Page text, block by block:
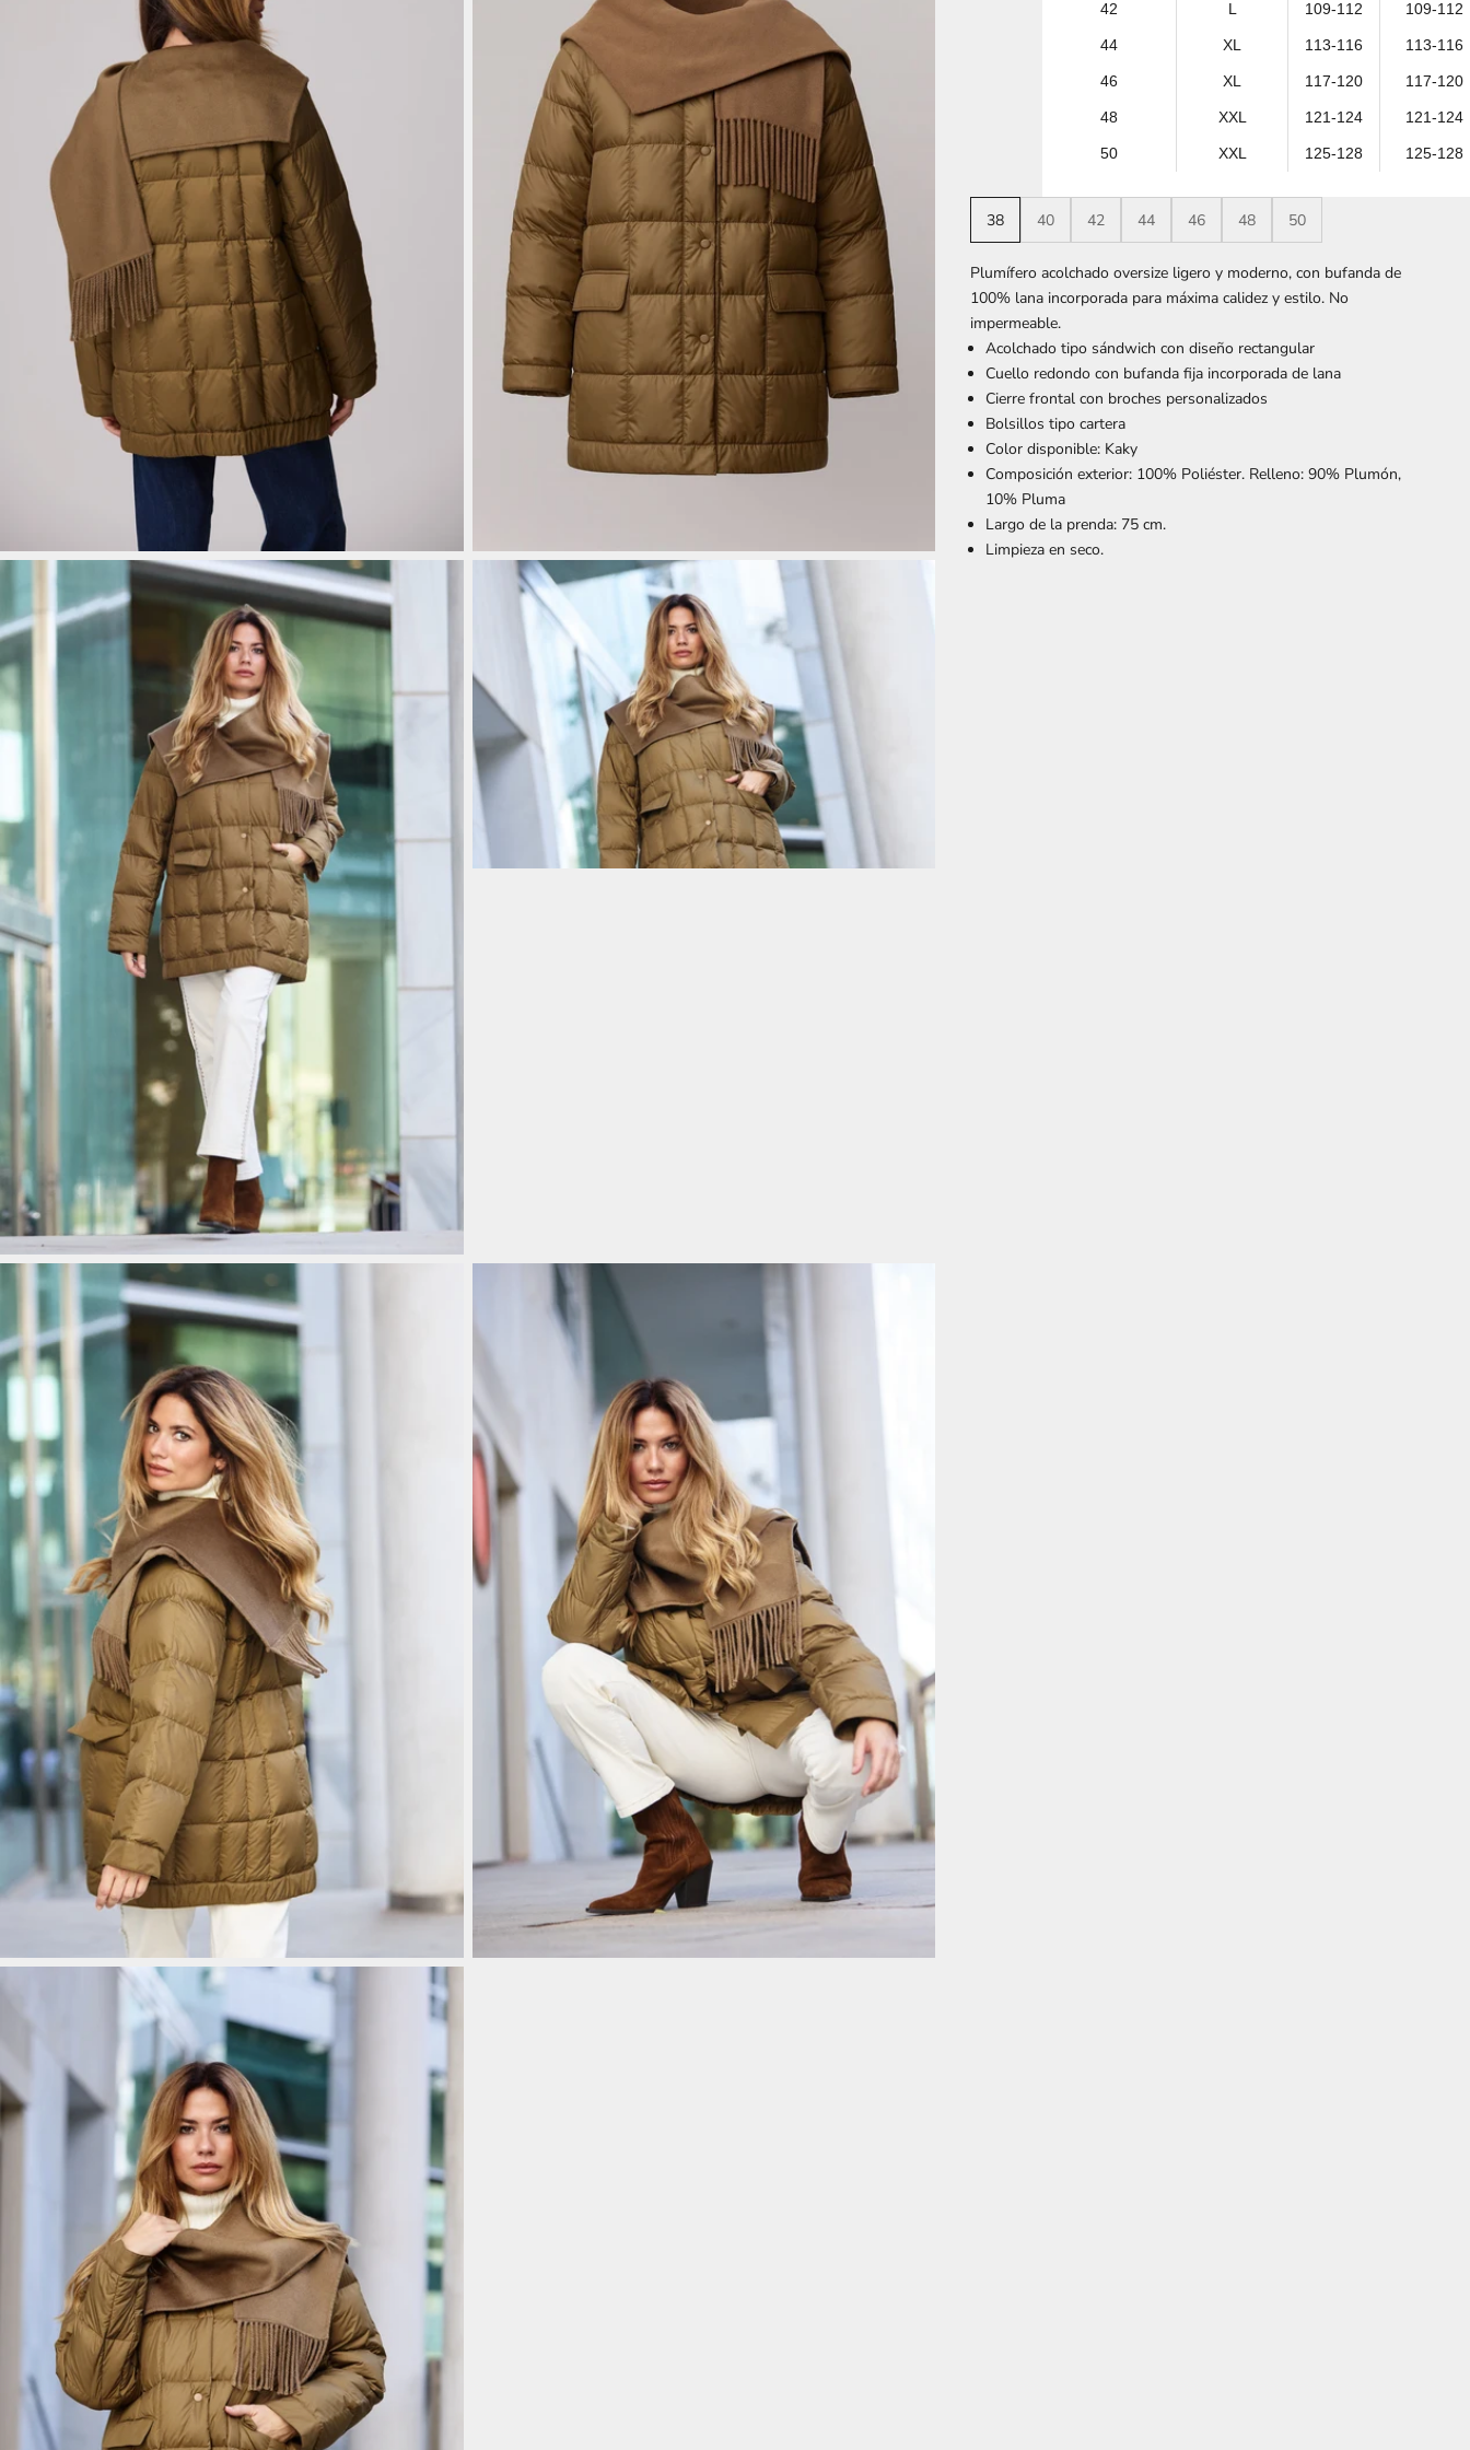
42 L 109-112 109-112
44 XL 113-116 113-116
46 XL 117-120 117-120
48 XXL 121-124 121-124
50 XXL 125-128 125-128
38 40 42 44 46 48 50
Plumífero acolchado oversize ligero y moderno, con bufanda de
100% lana incorporada para máxima calidez y estilo. No
impermeable.
Acolchado tipo sándwich con diseño rectangular
Cuello redondo con bufanda fija incorporada de lana
Cierre frontal con broches personalizados
Bolsillos tipo cartera
Color disponible: Kaky
Composición exterior: 100% Poliéster. Relleno: 90% Plumón,
10% Pluma
Largo de la prenda: 75 cm.
Limpieza en seco.